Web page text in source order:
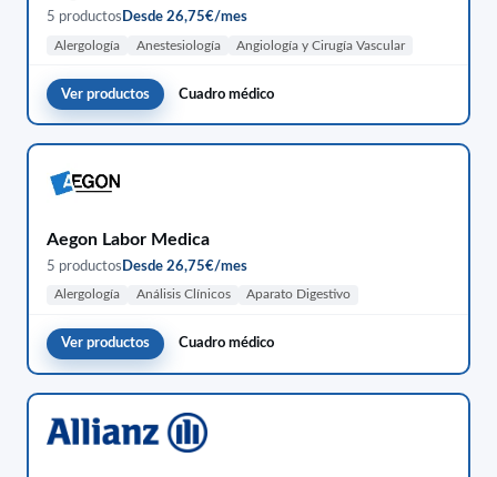
5 productos Desde 26,75€/mes
Alergología Anestesiología Angiología y Cirugía Vascular
Ver productos Cuadro médico
Aegon Labor Medica
5 productos Desde 26,75€/mes
Alergología Análisis Clínicos Aparato Digestivo
Ver productos Cuadro médico